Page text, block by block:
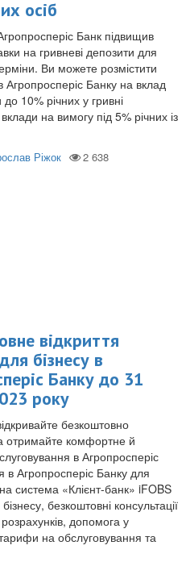
осіб
Банк підвищив
на гривневі депозити для
Ви можете розмістити
Агропросперіс Банку на вклад
10% річних у гривні
на вимогу під 5% річних із
Ріжок
відкриття
бізнесу в
Банку до 31
року
безкоштовно
отримайте комфортне й
в Агропросперіс
в Агропросперіс Банку для
система «Клієнт-банк» iFOBS
безкоштовні консультації
допомога у
на обслуговування та